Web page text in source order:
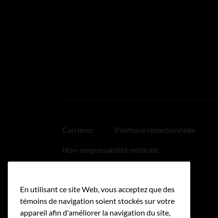
Carrières Politique rédactionnelle
Non-responsabilité médicale
Accessibilité
En utilisant ce site Web, vous acceptez que des
témoins de navigation soient stockés sur votre
appareil afin d'améliorer la navigation du site,